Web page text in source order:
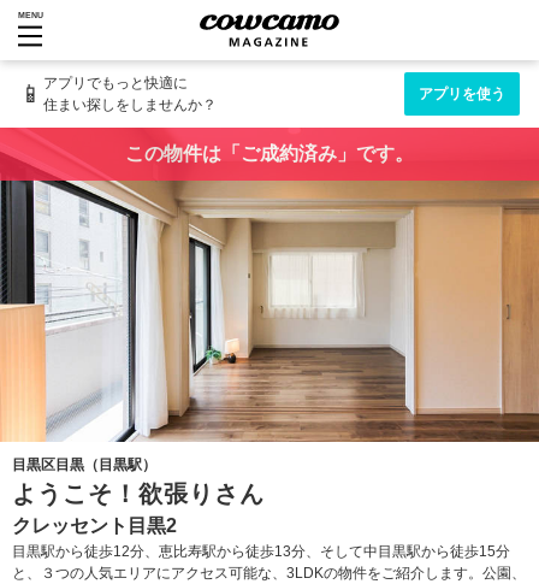
MENU
📱 アプリでもっと快適に
住まい探しをしませんか？
アプリを使う
この物件は「ご成約済み」です。
目黒区目黒（目黒駅）
ようこそ！欲張りさん
クレッセント目黒2
目黒駅から徒歩12分、恵比寿駅から徒歩13分、そして中目黒駅から徒歩15分
と、３つの人気エリアにアクセス可能な、3LDKの物件をご紹介します。公園、